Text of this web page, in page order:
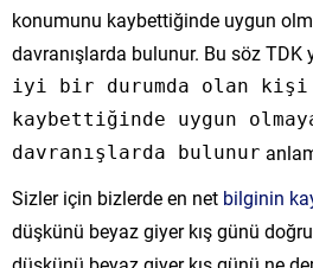
konumunu kaybettiğinde uygun
davranışlarda bulunur. Bu söz TDK
iyi bir durumda olan kişi
kaybettiğinde uygun
davranışlarda bulunur
Sizler için bizlerde en net bilginin
düşkünü beyaz giyer kış günü